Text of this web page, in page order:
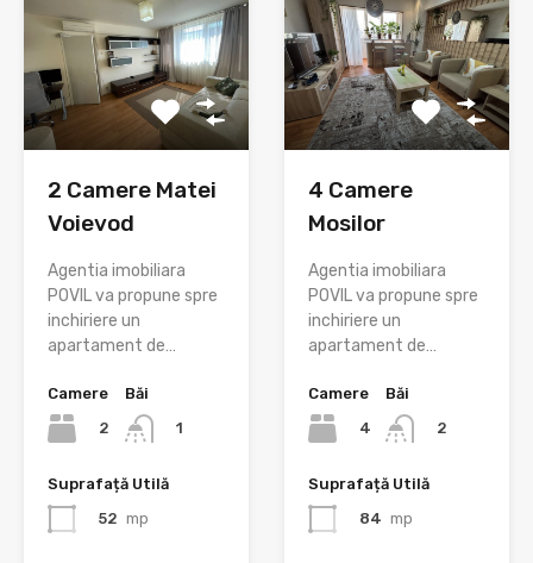
2 Camere Matei
Voievod
Agentia imobiliara
POVIL va propune spre
inchiriere un
apartament de…
Camere
2
Băi
1
Suprafață Utilă
52 mp
4 Camere
Mosilor
Agentia imobiliara
POVIL va propune spre
inchiriere un
apartament de…
Camere
4
Băi
2
Suprafață Utilă
84 mp